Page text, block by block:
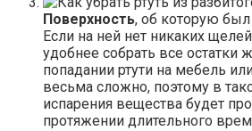
Поверхность, об которую был
Если на ней нет никаких
удобнее собрать все остатки
попадании ртути на мебель
весьма сложно, поэтому в
испарения вещества будет
протяжении длительного